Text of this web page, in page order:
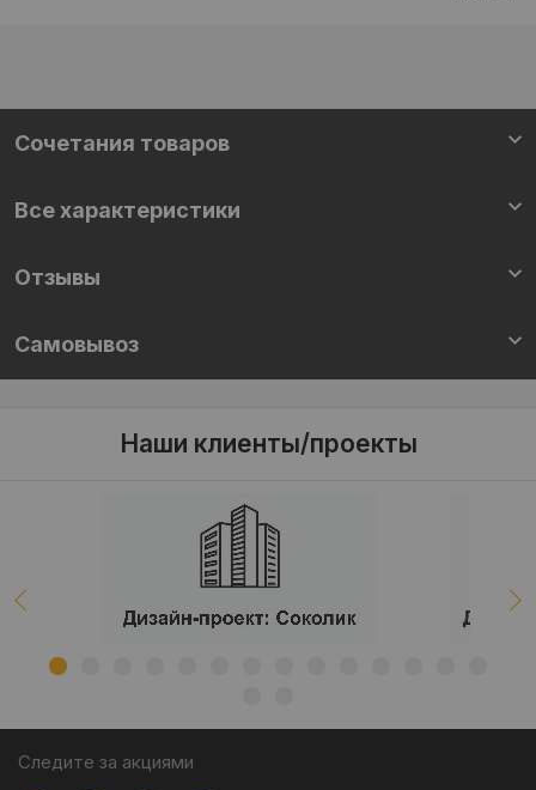
Cочетания товаров
Все характеристики
Отзывы
Самовывоз
Наши клиенты/проекты
Следите за акциями